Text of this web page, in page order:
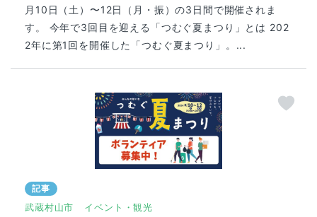
月10日（土）〜12日（月・振）の3日間で開催されま
す。 今年で3回目を迎える「つむぐ夏まつり」とは 202
2年に第1回を開催した「つむぐ夏まつり」。...
記事
武蔵村山市 イベント・観光